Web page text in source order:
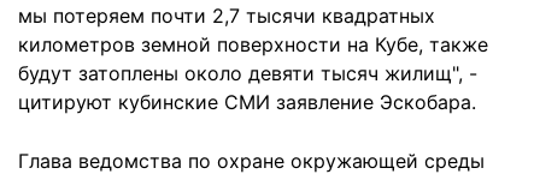
мы потеряем почти 2,7 тысячи квадратных
километров земной поверхности на Кубе, также
будут затоплены около девяти тысяч жилищ", -
цитируют кубинские СМИ заявление Эскобара.
Глава ведомства по охране окружающей среды